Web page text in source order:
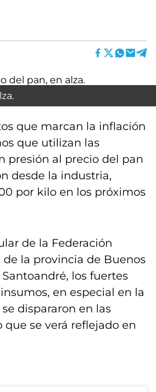
que marcan la inflación
que utilizan las
presión al precio del pan
desde la industria,
por kilo en los próximos
de la Federación
la provincia de Buenos
los fuertes
en especial en la
dispararon en las
se verá reflejado en